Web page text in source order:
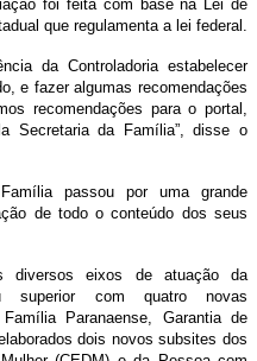
foi feita com base na Lei de
que regulamenta a lei federal.
da Controladoria estabelecer
e fazer algumas recomendações
recomendações para o portal,
Secretaria da Família”, disse o
passou por uma grande
de todo o conteúdo dos seus
diversos eixos de atuação da
superior com quatro novas
Paranaense, Garantia de
dois novos subsites dos